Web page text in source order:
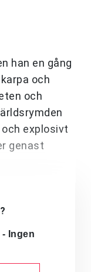
han en gång
och
och
explosivt
genast
Ingen